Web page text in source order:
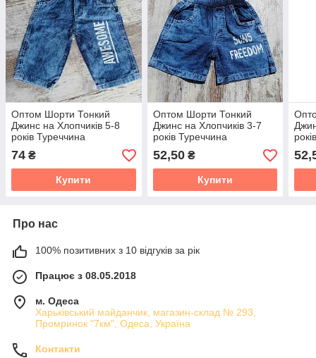
Оптом Шорти Тонкий
Джинс на Хлопчиків 5-8
років Туреччина
74 ₴
Купити
Оптом Шорти Тонкий
Джинс на Хлопчиків 3-7
років Туреччина
52,50₴
Купити
Про нас
100% позитивних з 10 відгуків за рік
Працює з 08.05.2018
м. Одеса
Харьківський майданчик, магазин-склад № 293,
Промринок "7км", Одеса, Україна
Контакти